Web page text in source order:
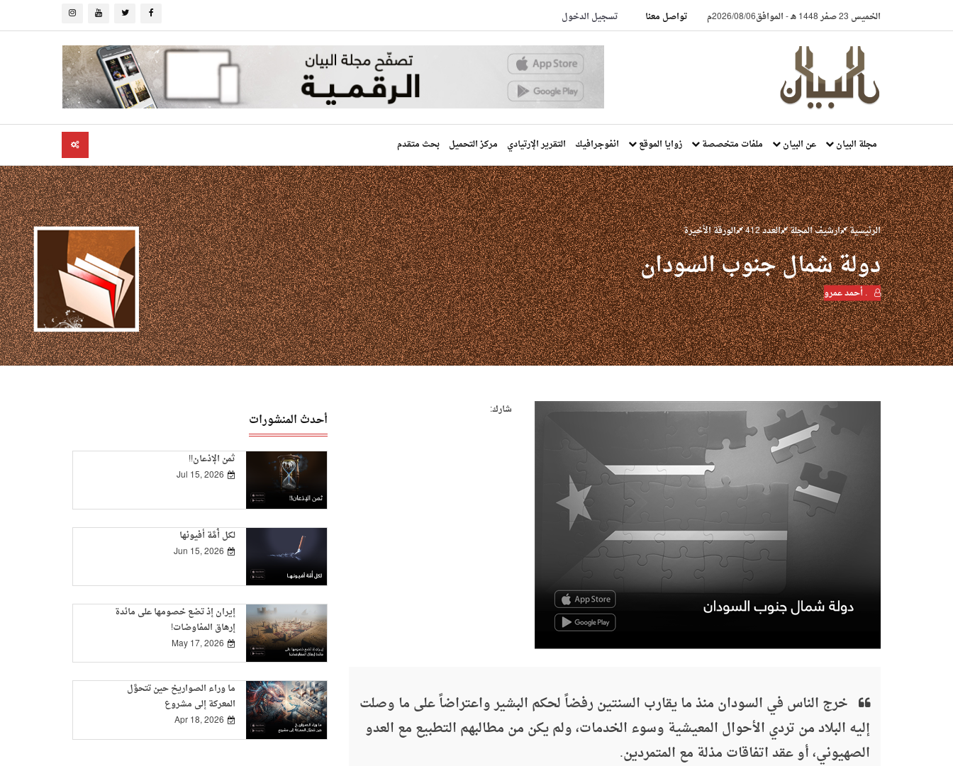
الخميس 23 صفر 1448 هـ -الموافق2026/08/06م تواصل معنا تسجيل الدخول
مجلة البيان عن البيان ملفات متخصصة زوايا الموقع انفوجرافيك التقرير الإرتيادي مركز التحميل بحث متقدم
الرئيسية ارشيف المجلة العدد 412 الورقة الأخيرة
دولة شمال جنوب السودان
. أحمد عمرو
شارك:
خرج الناس في السودان منذ ما يقارب السنتين رفضاً لحكم البشير واعتراضاً على ما وصلت
إليه البلاد من تردي الأحوال المعيشية وسوء الخدمات، ولم يكن من مطالبهم التطبيع مع العدو
الصهيوني، أو عقد اتفاقات مذلة مع المتمردين.
أحدث المنشورات
ثمن الإذعان!!
Jul 15, 2026
لكل أُمَّة أفيونها
Jun 15, 2026
إيران إذ تضع خصومها على مائدة
إرهاق المفاوضات!
May 17, 2026
ما وراء الصواريخ حين تتحوَّل
المعركة إلى مشروع
Apr 18, 2026